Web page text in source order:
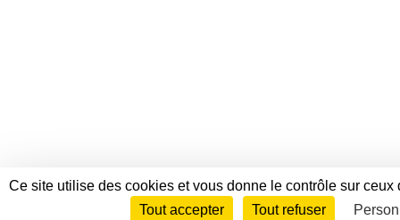
Envie de participer ?
Ce site utilise des cookies et vous donne le contrôle sur ceux
Tout accepter
Tout refuser